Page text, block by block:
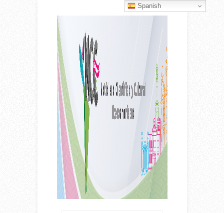
Spanish